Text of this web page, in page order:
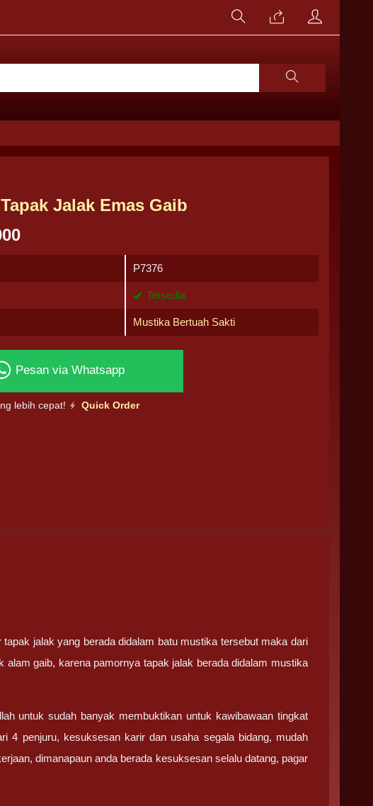
Jalak Emas Gaib
P7376
Tersedia
Mustika Bertuah Sakti
Pesan via Whatsapp
lebih cepat! Quick Order
jalak yang berada didalam batu mustika tersebut maka dari
gaib, karena pamornya tapak jalak berada didalam mustika
untuk sudah banyak membuktikan untuk kawibawaan tingkat
4 penjuru, kesuksesan karir dan usaha segala bidang, mudah
dimanapaun anda berada kesuksesan selalu datang, pagar